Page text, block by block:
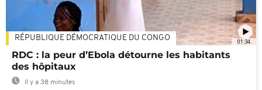
01:34
RÉPUBLIQUE DÉMOCRATIQUE DU CONGO
RDC : la peur d’Ebola détourne les habitants
des hôpitaux
Il y a 38 minutes